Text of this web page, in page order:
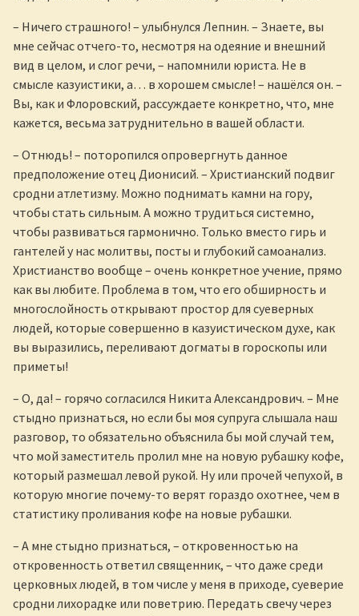
– Ничего страшного! – улыбнулся Лепнин. – Знаете, вы
мне сейчас отчего-то, несмотря на одеяние и внешний
вид в целом, и слог речи, – напомнили юриста. Не в
смысле казуистики, а… в хорошем смысле! – нашёлся он. –
Вы, как и Флоровский, рассуждаете конкретно, что, мне
кажется, весьма затруднительно в вашей области.
– Отнюдь! – поторопился опровергнуть данное
предположение отец Дионисий. – Христианский подвиг
сродни атлетизму. Можно поднимать камни на гору,
чтобы стать сильным. А можно трудиться системно,
чтобы развиваться гармонично. Только вместо гирь и
гантелей у нас молитвы, посты и глубокий самоанализ.
Христианство вообще – очень конкретное учение, прямо
как вы любите. Проблема в том, что его обширность и
многослойность открывают простор для суеверных
людей, которые совершенно в казуистическом духе, как
вы выразились, переливают догматы в гороскопы или
приметы!
– О, да! – горячо согласился Никита Александрович. – Мне
стыдно признаться, но если бы моя супруга слышала наш
разговор, то обязательно объяснила бы мой случай тем,
что мой заместитель пролил мне на новую рубашку кофе,
который размешал левой рукой. Ну или прочей чепухой, в
которую многие почему-то верят гораздо охотнее, чем в
статистику проливания кофе на новые рубашки.
– А мне стыдно признаться, – откровенностью на
откровенность ответил священник, – что даже среди
церковных людей, в том числе у меня в приходе, суеверие
сродни лихорадке или поветрию. Передать свечу через